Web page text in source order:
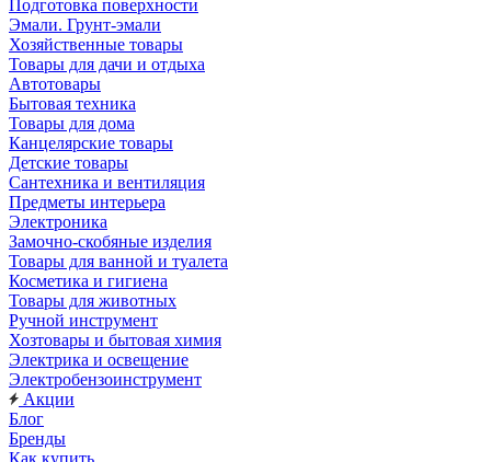
Подготовка поверхности
Эмали. Грунт-эмали
Хозяйственные товары
Товары для дачи и отдыха
Автотовары
Бытовая техника
Товары для дома
Канцелярские товары
Детские товары
Сантехника и вентиляция
Предметы интерьера
Электроника
Замочно-скобяные изделия
Товары для ванной и туалета
Косметика и гигиена
Товары для животных
Ручной инструмент
Хозтовары и бытовая химия
Электрика и освещение
Электробензоинструмент
Акции
Блог
Бренды
Как купить